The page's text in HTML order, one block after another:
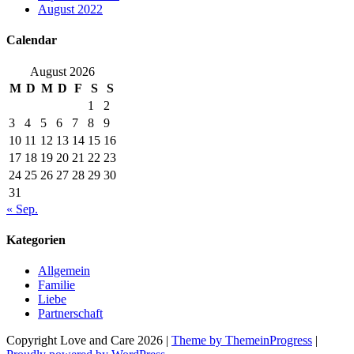
August 2022
Calendar
August 2026
M D M D F S
S
1
2
3
4 5 6 7 8
9
10 11 12 13 14 15 16
17 18 19 20 21 22 23
24 25 26 27 28 29 30
31
« Sep.
Kategorien
Allgemein
Familie
Liebe
Partnerschaft
Copyright Love and Care 2026 | Theme by ThemeinProgress |